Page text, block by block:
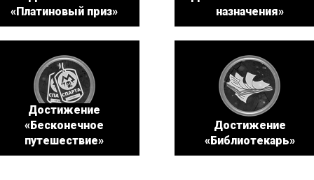
«Платиновый приз»
назначения»
Достижение
«Бесконечное
путешествие»
Достижение
«Библиотекарь»